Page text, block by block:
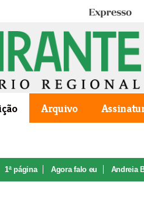
Expresso
Arquivo
1ª página Agora falo eu Andreia